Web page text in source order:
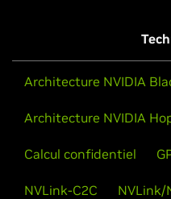
Architecture NVIDIA
Architecture NVIDIA
Calcul confidentiel
NVLink-C2C NVLink/